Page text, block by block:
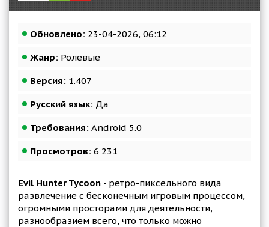
Обновлено: 23-04-2026, 06:12
Жанр: Ролевые
Версия: 1.407
Русский язык: Да
Требования: Android 5.0
Просмотров: 6 231
Evil Hunter Tycoon - ретро-пиксельного вида
развлечение с бесконечным игровым процессом,
огромными просторами для деятельности,
разнообразием всего, что только можно